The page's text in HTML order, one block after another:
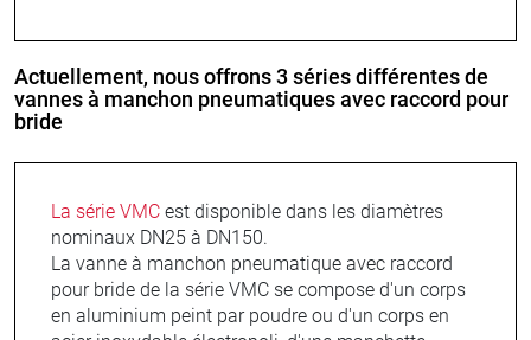
Actuellement, nous offrons 3 séries différentes de
vannes à manchon pneumatiques avec raccord pour
bride
La série VMC est disponible dans les diamètres
nominaux DN25 à DN150.
La vanne à manchon pneumatique avec raccord
pour bride de la série VMC se compose d'un corps
en aluminium peint par poudre ou d'un corps en